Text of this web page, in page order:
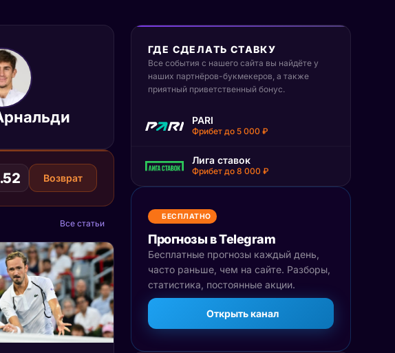
Возврат
Все статьи
ГДЕ СДЕЛАТЬ СТАВКУ
Все события с нашего сайта вы найдёте у
наших партнёров-букмекеров, а также
приятный приветственный бонус.
PARI
Фрибет до 5 000 ₽
Лига ставок
Фрибет до 8 000 ₽
БЕСПЛАТНО
Прогнозы в Telegram
Бесплатные прогнозы каждый день,
часто раньше, чем на сайте. Разборы,
статистика, постоянные акции.
Открыть канал